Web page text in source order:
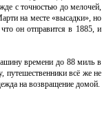
с точностью до мелочей,
на месте «высадки», но
он отправится в 1885, и
времени до 88 миль в
путешественники всё же не
на возвращение домой.